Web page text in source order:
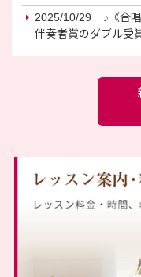
2025/10/29
♪《合
伴奏者賞のダブル受